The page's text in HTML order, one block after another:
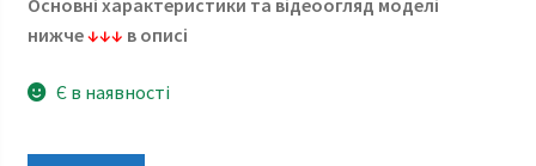
Основні характеристики та відеоогляд моделі
нижче↓↓↓ в описі
Є в наявності